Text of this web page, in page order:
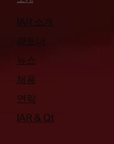
IAR 소개
파트너
뉴스
채용
연락
IAR & Qt